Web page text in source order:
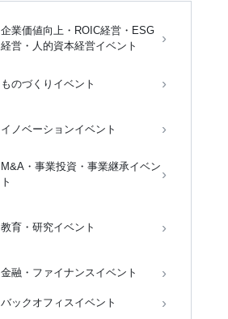
企業価値向上・ROIC経営・ESG
経営・人的資本経営イベント
ものづくりイベント
イノベーションイベント
M&A・事業投資・事業継承イベン
ト
教育・研究イベント
金融・ファイナンスイベント
バックオフィスイベント